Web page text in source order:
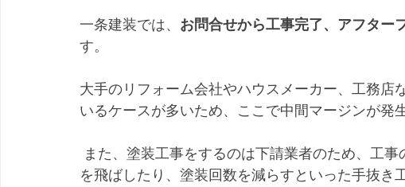
一条建装では、 お問合せから工事完了、アフター
す。
大手のリフォーム会社やハウスメーカー、工務店
いるケースが多いため、ここで中間マージンが発
を飛ばしたり、塗装回数を減らすといった手抜き